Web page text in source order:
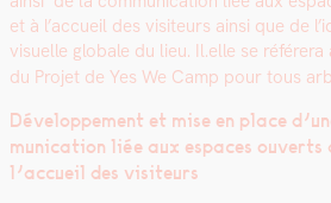
et à l’accueil des vis­i­teurs ain­si que de
visuelle glob­ale du lieu. Il.elle se
du Pro­jet de Yes We Camp pour tous
Développe­ment et mise en place
mu­ni­ca­tion liée aux espaces ouverts
l’accueil des vis­i­teurs